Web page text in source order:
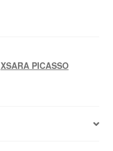
XSARA PICASSO